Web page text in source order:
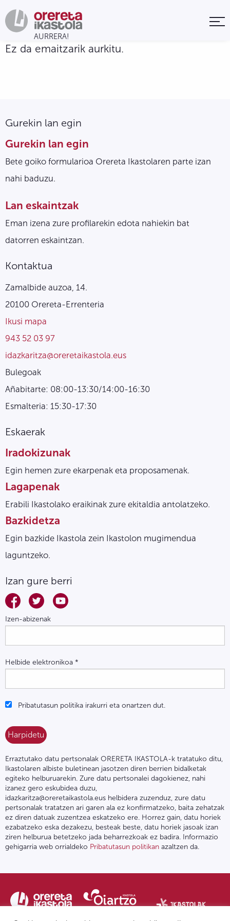
Ez da emaitzarik aurkitu.
Gurekin lan egin
Gurekin lan egin
Bete goiko formularioa Orereta Ikastolaren parte izan
nahi baduzu.
Lan eskaintzak
Eman izena zure profilarekin edota nahiekin bat
datorren eskaintzan.
Kontaktua
Zamalbide auzoa, 14.
20100 Orereta-Errenteria
Ikusi mapa
943 52 03 97
idazkaritza@oreretaikastola.eus
Bulegoak
Añabitarte: 08:00-13:30/14:00-16:30
Esmalteria: 15:30-17:30
Eskaerak
Iradokizunak
Egin hemen zure ekarpenak eta proposamenak.
Lagapenak
Erabili Ikastolako eraikinak zure ekitaldia antolatzeko.
Bazkidetza
Egin bazkide Ikastola zein Ikastolon mugimendua
laguntzeko.
Izan gure berri
Izen-abizenak
Helbide elektronikoa *
Pribatutasun politika irakurri eta onartzen dut.
Erraztutako datu pertsonalak ORERETA IKASTOLA-k tratatuko ditu,
Ikastolaren albiste buletinean jasotzen diren berrien bidalketak
egiteko helburuarekin. Zure datu pertsonalei dagokienez, nahi
izanez gero eskubidea duzu,
idazkaritza@oreretaikastola.eus helbidera zuzenduz, zure datu
pertsonalak tratatzen ari garen ala ez konfirmatzeko, baita zehatzak
ez diren datuak zuzentzea eskatzeko ere. Horrez gain, datu horiek
ezabatzeko eska dezakezu, besteak beste, datu horiek jasoak izan
ziren helburua betetzeko jada beharrezkoak ez badira. Informazio
gehigarria web orrialdeko Pribatutasun politikan azaltzen da.